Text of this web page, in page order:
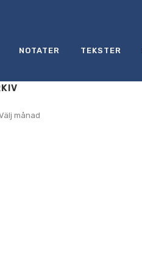
NOTATER TEKSTER